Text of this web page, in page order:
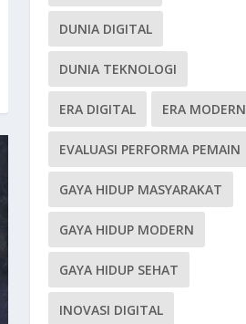
DUNIA DIGITAL
DUNIA TEKNOLOGI
ERA DIGITAL ERA MODERN
EVALUASI PERFORMA PEMAIN
GAYA HIDUP MASYARAKAT
GAYA HIDUP MODERN
GAYA HIDUP SEHAT
INOVASI DIGITAL